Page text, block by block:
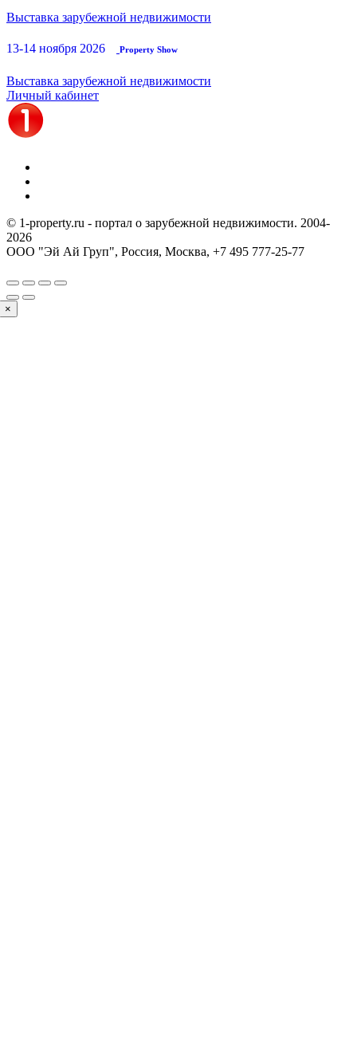
Выставка зарубежной недвижимости
13-14 ноября 2026 Property Show
Выставка зарубежной недвижимости
Личный кабинет
© 1-property.ru - портал о зарубежной недвижимости. 2004-
2026
ООО "Эй Ай Груп", Россия, Москва, +7 495 777-25-77
×